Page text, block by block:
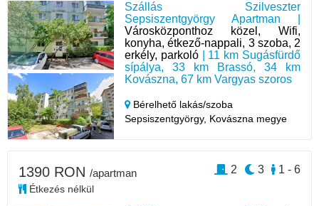
Szállás Szilveszter
Sepsiszentgyörgy Apartman |
Városközponthoz közel, Wifi,
konyha, étkező-nappali, 3 szoba, 2
erkély, parkoló| 11 km Sugásfürdő
sípálya, 33 km Brassó, 34 km
Kovászna, 67 km Vargyas szoros
Bérelhető lakás/szoba
Sepsiszentgyörgy, Kovászna megye
1390 RON /apartman
Étkezés nélkül
1 - 6
3
2